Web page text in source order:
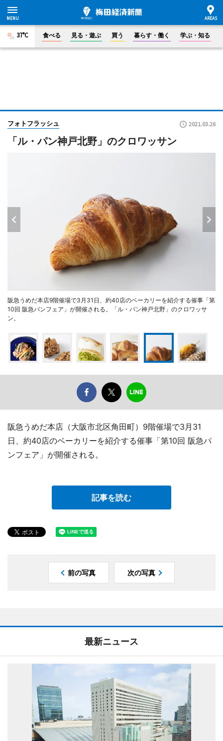
37°C 食べる 見る・遊ぶ 買う 暮らす・働く 学ぶ・知る
フォトフラッシュ 2021.03.26
「ル・パン神戸北野」のクロワッサン
阪急うめだ本店9階催場で3月31日、約40店のベーカリーを紹介する催事「第
10回 阪急パンフェア」が開催される。「ル・パン神戸北野」のクロワッサ
ン。
阪急うめだ本店（大阪市北区角田町）9階催場で3月31
日、約40店のベーカリーを紹介する催事「第10回 阪急パ
ンフェア」が開催される。
記事を読む
前の写真 次の写真
最新ニュース